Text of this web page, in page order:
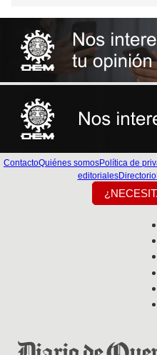
ContactoQuiénes somosPolítica de
editorialesDirectorio